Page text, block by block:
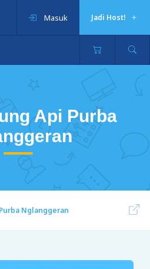
Jadi Host!
Masuk
Api Purba
Nglanggeran